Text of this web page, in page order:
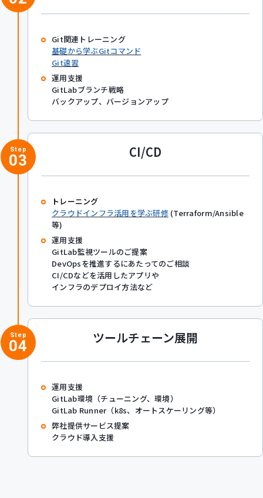
Git関連トレーニング
基礎から学ぶGitコマンド
Git速習
運用支援
GitLabブランチ戦略
バックアップ、バージョンアップ
Step
03 CI/CD
トレーニング
クラウドインフラ活用を学ぶ研修 (Terraform/Ansible
等)
運用支援
GitLab監視ツールのご提案
DevOpsを推進するにあたってのご相談
CI/CDなどを活用したアプリや
インフラのデプロイ方法など
Step
04 ツールチェーン展開
運用支援
GitLab環境（チューニング、環境）
GitLab Runner（k8s、オートスケーリング等）
弊社提供サービス提案
クラウド導入支援